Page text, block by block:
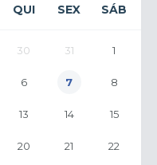
QUI SEX SÁB
30 31 1
6 7 8
13 14 15
20 21 22